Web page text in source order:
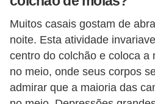
Muitos casais gostam de
noite. Esta atividade
centro do colchão e coloca a
no meio, onde seus corpos
admirar que a maioria das